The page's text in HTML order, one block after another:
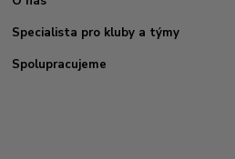
Specialista pro kluby a týmy
Spolupracujeme